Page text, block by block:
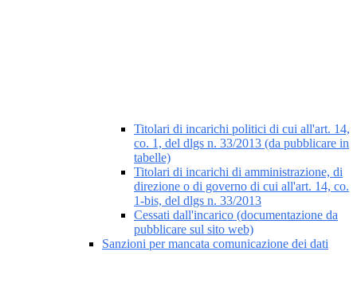
Titolari di incarichi politici di cui all'art. 14,
co. 1, del dlgs n. 33/2013 (da pubblicare in
tabelle)
Titolari di incarichi di amministrazione, di
direzione o di governo di cui all'art. 14, co.
1-bis, del dlgs n. 33/2013
Cessati dall'incarico (documentazione da
pubblicare sul sito web)
Sanzioni per mancata comunicazione dei dati